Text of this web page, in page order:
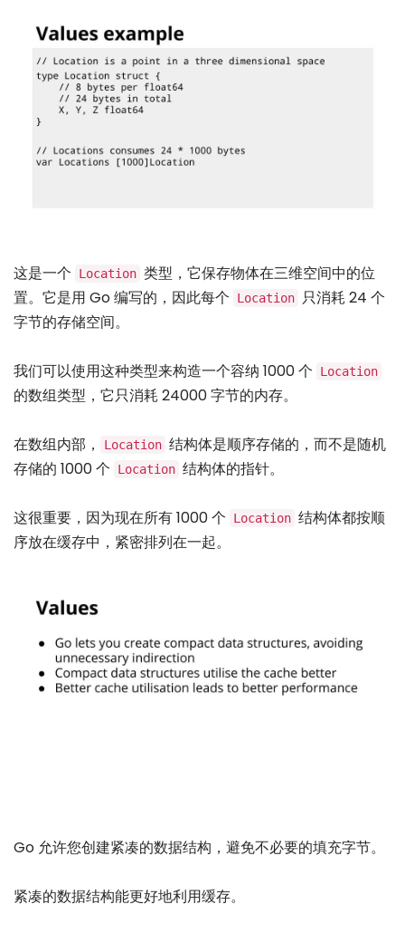
这是一个 Location 类型，它保存物体在三维空间中的位
置。它是用 Go 编写的，因此每个
Location
只消耗 24 个
字节的存储空间。
我们可以使用这种类型来构造一个容纳 1000 个 Location
的数组类型，它只消耗 24000 字节的内存。
在数组内部， Location 结构体是顺序存储的，而不是随机
存储的 1000 个
Location 结构体的指针。
这很重要，因为现在所有 1000 个 Location 结构体都按顺
序放在缓存中，紧密排列在一起。
Go 允许您创建紧凑的数据结构，避免不必要的填充字节。
紧凑的数据结构能更好地利用缓存。